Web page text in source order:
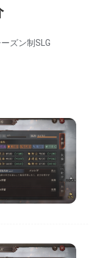
ズン制SLG